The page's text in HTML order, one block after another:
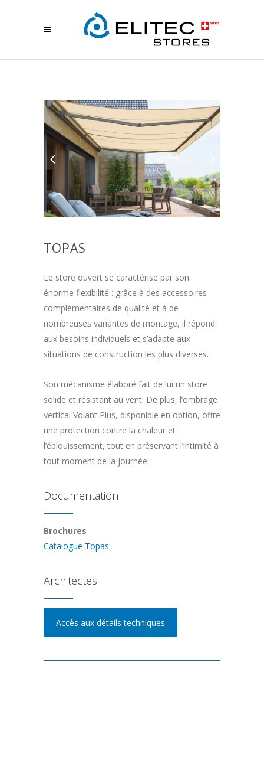
TOPAS
Le store ouvert se caractérise par son
énorme flexibilité : grâce à des accessoires
complémentaires de qualité et à de
nombreuses variantes de montage, il répond
aux besoins individuels et s’adapte aux
situations de construction les plus diverses.
Son mécanisme élaboré fait de lui un store
solide et résistant au vent. De plus, l’ombrage
vertical Volant Plus, disponible en option, offre
une protection contre la chaleur et
l’éblouissement, tout en préservant l’intimité à
tout moment de la journée.
Documentation
Brochures
Catalogue Topas
Architectes
Accès aux détails techniques